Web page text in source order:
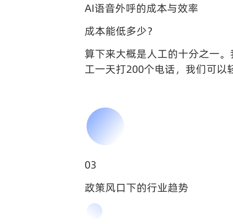
AI语音外呼的成本与效率
成本能低多少？
算下来大概是人工的十分之一
工一天打200个电话，我们可以
03
政策风口下的行业趋势